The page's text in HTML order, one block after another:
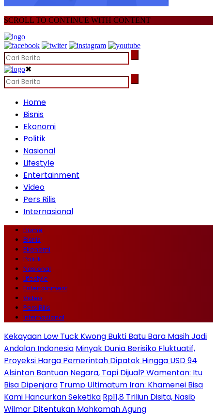
SCROLL TO CONTINUE WITH CONTENT
✖
Home
Bisnis
Ekonomi
Politik
Nasional
Lifestyle
Entertainment
Video
Pers Rilis
Internasional
Home
Bisnis
Ekonomi
Politik
Nasional
Lifestyle
Entertainment
Video
Pers Rilis
Internasional
Kekayaan Low Tuck Kwong Bukti Batu Bara Masih Jadi
Andalan Indonesia Minyak Dunia Berisiko Fluktuatif,
Proyeksi Harga Pemerintah Dipatok Hingga USD 94
Alsintan Bantuan Negara, Tapi Dijual? Wamentan: Itu
Bisa Dipenjara Trump Ultimatum Iran: Khamenei Bisa
Kami Hancurkan Seketika Rp11,8 Triliun Disita, Nasib
Wilmar Ditentukan Mahkamah Agung